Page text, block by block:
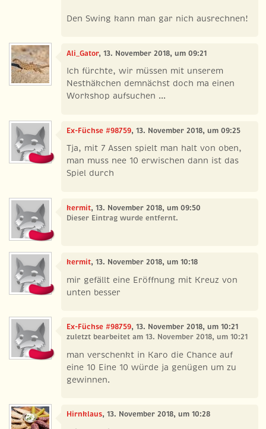
Den Swing kann man gar nich ausrechnen!
Ali_Gator, 13. November 2018, um 09:21
Ich fürchte, wir müssen mit unserem
Nesthäkchen demnächst doch ma einen
Workshop aufsuchen ...
Ex-Füchse #98759, 13. November 2018, um 09:25
Tja, mit 7 Assen spielt man halt von oben,
man muss nee 10 erwischen dann ist das
Spiel durch
kermit, 13. November 2018, um 09:50
Dieser Eintrag wurde entfernt.
kermit, 13. November 2018, um 10:18
mir gefällt eine Eröffnung mit Kreuz von
unten besser
Ex-Füchse #98759, 13. November 2018, um 10:21
zuletzt bearbeitet am 13. November 2018, um 10:21
man verschenkt in Karo die Chance auf
eine 10 Eine 10 würde ja genügen um zu
gewinnen.
Hirnklaus, 13. November 2018, um 10:28